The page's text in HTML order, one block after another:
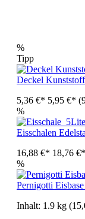
%
Tipp
Deckel
5,36 €* 5,95 €*
%
Eisschalen
16,88 €* 18,76 €*
%
Pernigotti
Inhalt: 1.9 kg